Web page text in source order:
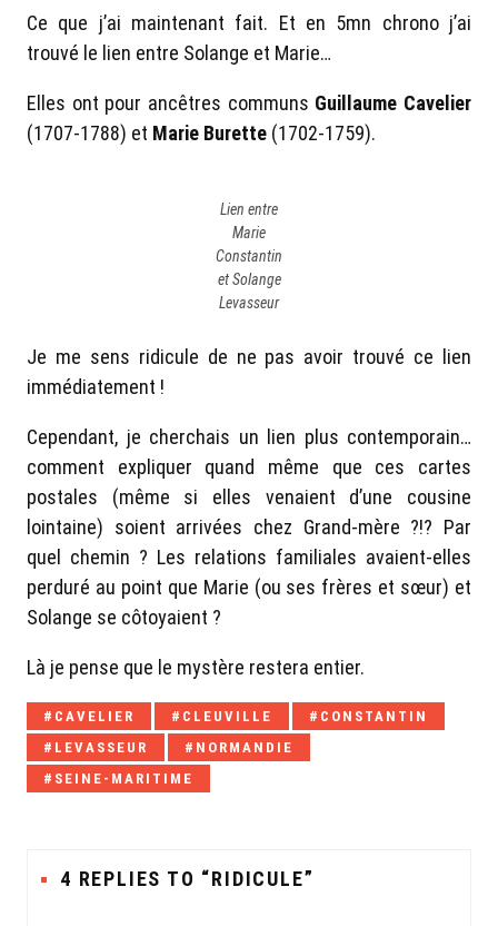
Ce que j’ai maintenant fait. Et en 5mn chrono j’ai
trouvé le lien entre Solange et Marie…
Elles ont pour ancêtres communs Guillaume Cavelier
(1707-1788) et Marie Burette (1702-1759).
Lien entre
Marie
Constantin
et Solange
Levasseur
Je me sens ridicule de ne pas avoir trouvé ce lien
immédiatement !
Cependant, je cherchais un lien plus contemporain…
comment expliquer quand même que ces cartes
postales (même si elles venaient d’une cousine
lointaine) soient arrivées chez Grand-mère ?!? Par
quel chemin ? Les relations familiales avaient-elles
perduré au point que Marie (ou ses frères et sœur) et
Solange se côtoyaient ?
Là je pense que le mystère restera entier.
Tagged
with:
CAVELIER CLEUVILLE
CONSTANTIN
LEVASSEUR
NORMANDIE
SEINE-MARITIME
4 REPLIES TO “RIDICULE”